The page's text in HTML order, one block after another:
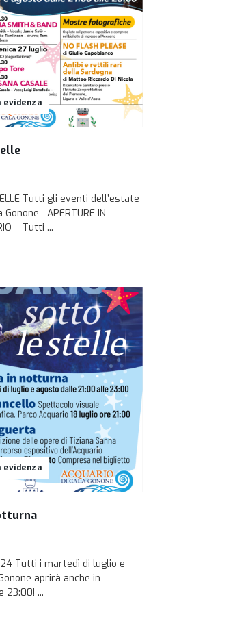
evidenza
Tutti gli eventi dell’estate
APERTURE IN
Tutti ...
evidenza
Tutti i martedì di luglio e
aprirà anche in
23:00! ...